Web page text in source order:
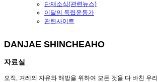
단재소식(관련뉴스)
이달의 독립운동가
관련사이트
DANJAE SHINCHEAHO
자료실
오직, 겨레의 자유와 해방을 위하여 모든 것을 다 바친 우